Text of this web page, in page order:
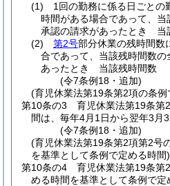
(1)
1回の勤務に係る日ごとの
時間がある場合であって、
承認の請求があったとき 当
(2)
第2号部分休業の残時間数
合であって、当該残時間数
あったとき 当該残時間数
(令7条例18・追加)
(育児休業法第19条第2項の条
第10条の3
育児休業法第19条第
間は、毎年4月1日から翌年3月
(令7条例18・追加)
(育児休業法第19条第2項第2号
を基準として条例で定める時間)
第10条の4
育児休業法第19条第
める時間を基準として条例で定